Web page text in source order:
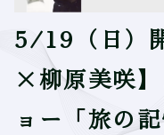
5/19（日）
×柳原美咲
ョー「旅の